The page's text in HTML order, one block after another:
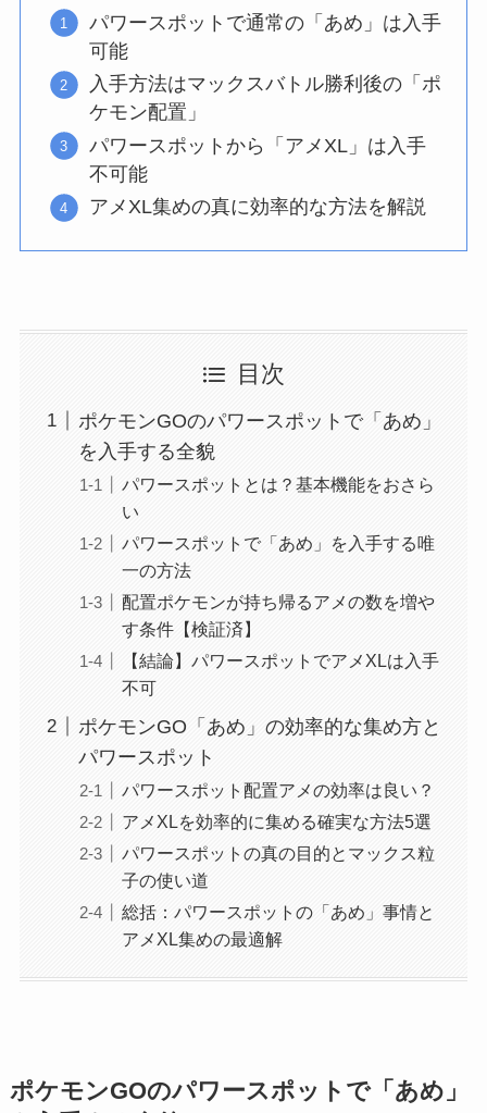
パワースポットで通常の「あめ」は入手
可能
入手方法はマックスバトル勝利後の「ポ
ケモン配置」
パワースポットから「アメXL」は入手
不可能
アメXL集めの真に効率的な方法を解説
目次
ポケモンGOのパワースポットで「あめ」
を入手する全貌
パワースポットとは？基本機能をおさら
い
パワースポットで「あめ」を入手する唯
一の方法
配置ポケモンが持ち帰るアメの数を増や
す条件【検証済】
【結論】パワースポットでアメXLは入手
不可
ポケモンGO「あめ」の効率的な集め方と
パワースポット
パワースポット配置アメの効率は良い？
アメXLを効率的に集める確実な方法5選
パワースポットの真の目的とマックス粒
子の使い道
総括：パワースポットの「あめ」事情と
アメXL集めの最適解
ポケモンGOのパワースポットで「あめ」